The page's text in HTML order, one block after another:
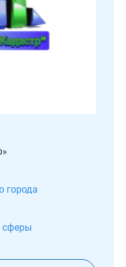
города
сферы